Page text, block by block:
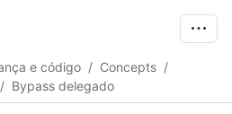
e código / Concepts /
/ Bypass delegado